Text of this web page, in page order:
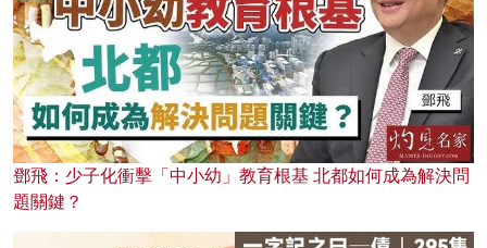
鄧飛：少子化衝擊「中小幼」教育根基 北都如何成為解決問
題關鍵？